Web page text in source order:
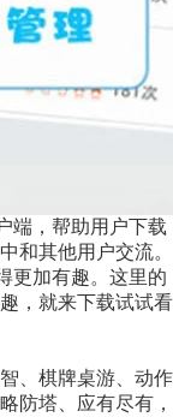
端，帮助用户下载
和其他用户交流。
更加有趣。这里的
，就来下载试试看
、棋牌桌游、动作
防塔、应有尽有，